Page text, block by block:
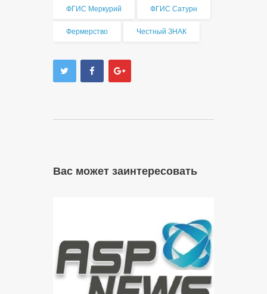
ФГИС Меркурий ФГИС Сатурн
Фермерство Честный ЗНАК
Вас может заинтересовать